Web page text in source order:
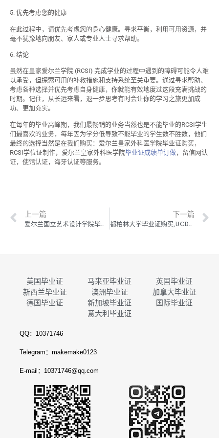
5. 优先考虑您的健康
在此过程中，请优先考虑您的身心健康。寻求平衡，利用可用资源，并
毫不犹豫地向朋友、家人或专业人士寻求帮助。
6. 结论
虽然在皇家爱尔兰学院 (RCSI) 完成学业的过程中遇到的障碍可能令人难
以承受，但探索可用的补救措施和支持系统至关重要。通过寻求帮助、
考虑各种选择并优先考虑自身健康，你就能有效地度过这段充满挑战的
时期。记住，从长远来看，退一步思考有时会让你的学习之旅更加成
功、更加充实。
在每年的毕业高峰期，我们最畅销的业务当然也是不能毕业的RCSI学生
们最喜欢的业务，每年因为学分低导致不能毕业的学生数不胜数，他们
最终的选择当然是在我们购买：爱尔兰皇家外科医学院毕业证购买，
RCSI学位证制作，爱尔兰皇家外科医学院毕业证成绩单订做，留信网认
证，使馆认证，海牙认证等服务。
上一篇
爱尔兰国立艺术设计学院毕业证购买,NCAD学位证制作,爱尔兰国立艺术设计学院毕业证成绩单定做
下一篇
都柏林大学毕业证购买,UCD学位证制作,都柏林大学学院毕业证成绩单定做
美国毕业证 马来亚毕业证
英国毕业证
新西兰毕业证
澳洲毕业证
加拿大毕业证
德国毕业证
新加坡毕业证
国际毕业证
意大利毕业证
QQ：10371746
Telegram：makemake0123
E-mail：10371746@qq.com